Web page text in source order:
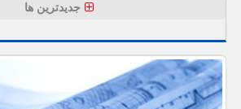
جدیدترین ها